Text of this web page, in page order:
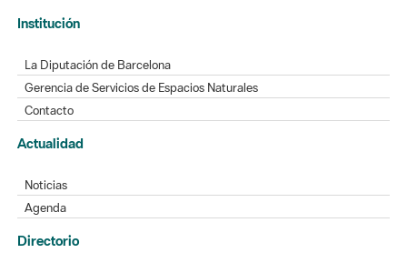
Institución
La Diputación de Barcelona
Gerencia de Servicios de Espacios Naturales
Contacto
Actualidad
Noticias
Agenda
Directorio